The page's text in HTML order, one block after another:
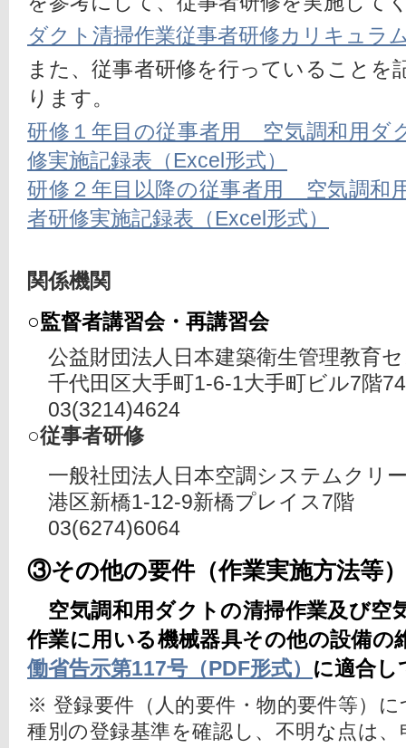
ダクト清掃作業従事者研修カリキュラ
また、従事者研修を行っていることを
ります。
研修１年目の従事者用　空気調和用ダ
修実施記録表（Excel形式）
研修２年目以降の従事者用　空気調和
者研修実施記録表（Excel形式）
関係機関
○監督者講習会・再講習会
公益財団法人日本建築衛生管理教育
千代田区大手町1-6-1大手町ビル7階
03(3214)4624
○従事者研修
一般社団法人日本空調システムクリ
港区新橋1-12-9新橋プレイス7階
03(6274)6064
③その他の要件（作業実施方法等）
空気調和用ダクトの清掃作業及び空
作業に用いる機械器具その他の設備の
働省告示第117号（PDF形式） に適合し
※ 登録要件（人的要件・物的要件等）
種別の登録基準を確認し、不明な点は